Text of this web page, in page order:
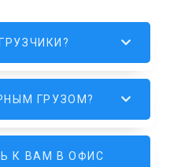
ГРУЗОМ?
К ВАМ В ОФИС